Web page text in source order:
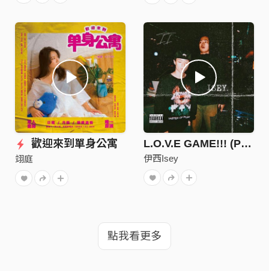
歡迎來到單身公寓
翊庭
L.O.V.E GAME!!! (Prod.vlora)
伊西Isey
點我看更多